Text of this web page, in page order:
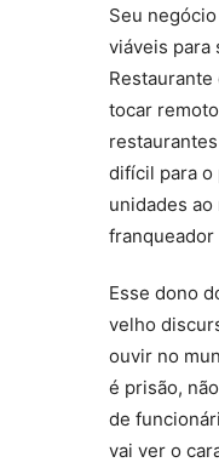
Seu
viáveis para
tocar
difícil para o
unidades
Esse dono
velho
ouvir no
é prisão,
de
vai ver o